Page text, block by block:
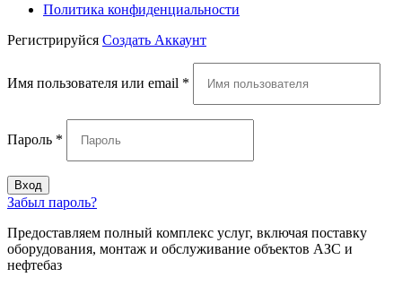
Политика конфиденциальности
Регистрируйся Создать Аккаунт
Имя пользователя или email *
Пароль *
Вход
Забыл пароль?
Предоставляем полный комплекс услуг, включая поставку
оборудования, монтаж и обслуживание объектов АЗС и
нефтебаз